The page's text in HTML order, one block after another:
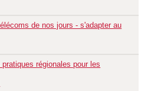
de nos jours - s'adapter au
régionales pour les